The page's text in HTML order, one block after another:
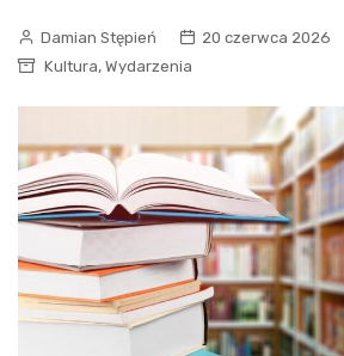
Damian Stępień
20 czerwca 2026
Kultura, Wydarzenia